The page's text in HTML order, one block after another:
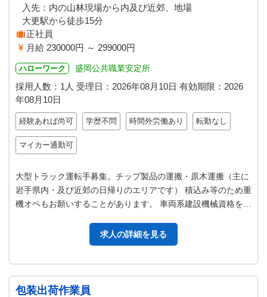
入先：内の山林現場から内及び近郊、地場
大更駅から徒歩15分
正社員
月給 230000円 ～ 299000円
ハローワーク 盛岡公共職業安定所
採用人数：1人 受理日： 2026年08月10日 有効期限： 2026
年08月10日
経験あれば尚可 学歴不問 時間外労働あり 転勤なし
マイカー通勤可
大型トラック運転手募集。チップ製品の運搬・原木運搬（主に
岩手県内・及び近郊の日帰りのエリアです） 積込み等のため重
機オペもお願いすることがあります。 車両系建設機械資格をお
求人の詳細を見る
包装出荷作業員